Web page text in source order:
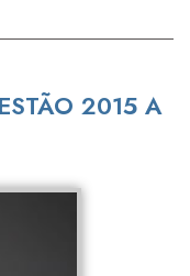
2015 A